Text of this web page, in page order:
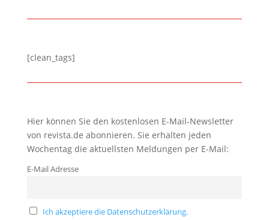
[clean_tags]
Hier können Sie den kostenlosen E-Mail-Newsletter
von revista.de abonnieren. Sie erhalten jeden
Wochentag die aktuellsten Meldungen per E-Mail:
E-Mail Adresse
Ich akzeptiere die Datenschutzerklärung.